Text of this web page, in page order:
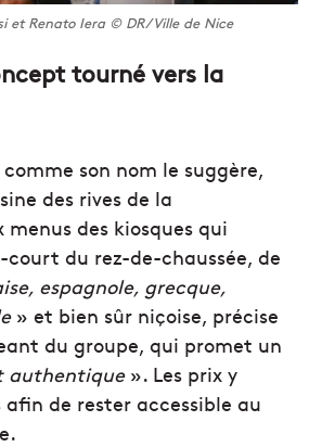
et Renato Iera © DR/Ville de Nice
tourné vers la
son nom le suggère,
des rives de la
des kiosques qui
du rez-de-chaussée, de
espagnole, grecque,
» et bien sûr niçoise, précise
du groupe, qui promet un
authentique». Les prix y
de rester accessible au